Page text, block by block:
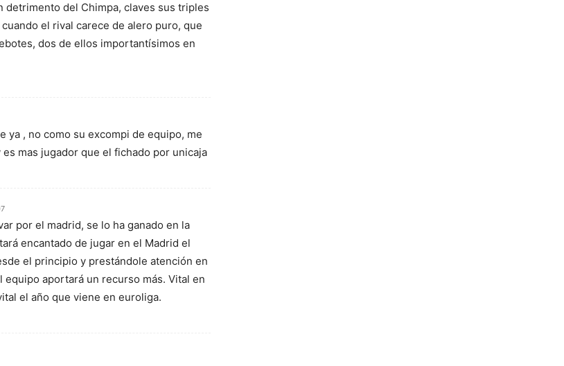
del Chimpa, claves sus triples
el rival carece de alero puro, que
dos de ellos importantísimos en
ya , no como su excompi de equipo, me
mas jugador que el fichado por unicaja
por el madrid, se lo ha ganado en la
encantado de jugar en el Madrid el
el principio y prestándole atención en
equipo aportará un recurso más. Vital en
el año que viene en euroliga.